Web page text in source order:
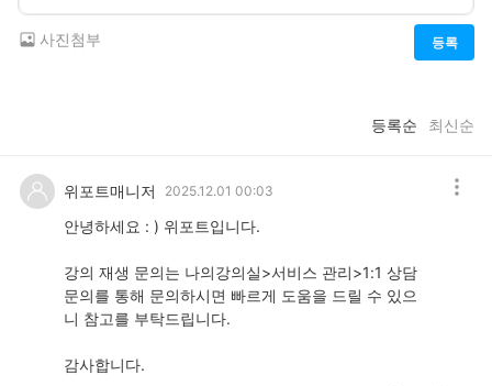
등록
사진첨부
등록순 최신순
위포트매니저 2025.12.01 00:03
안녕하세요 : ) 위포트입니다.
강의 재생 문의는 나의강의실>서비스 관리>1:1 상담
문의를 통해 문의하시면 빠르게 도움을 드릴 수 있으
니 참고를 부탁드립니다.
감사합니다.